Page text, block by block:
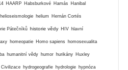
HAARP Habsburkové Hamás Hanibal
helioseismologie helium Hernán Cortés
Pátečníků historie vědy HIV hlavní
homeopatie Homo sapiens homosexualita
humanitní vědy humor hurikány Huxley
Civilizace hydrogeografie hydrologie hypnóza